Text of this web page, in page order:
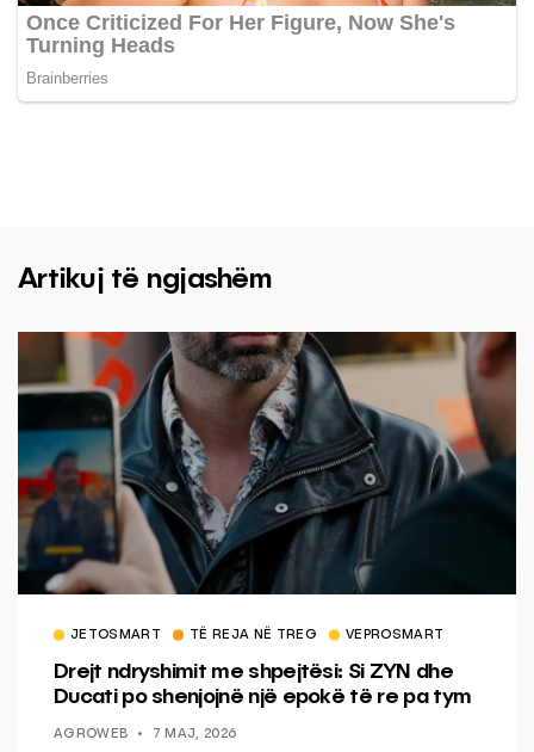
Artikuj të ngjashëm
JETOSMART TË REJA NË TREG VEPROSMART
Drejt ndryshimit me shpejtësi: Si ZYN dhe
Ducati po shenjojnë një epokë të re pa tym
AGROWEB 7 MAJ, 2026